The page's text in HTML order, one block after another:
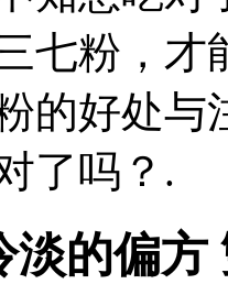
七粉，才
的好处与
了吗？.
淡的偏